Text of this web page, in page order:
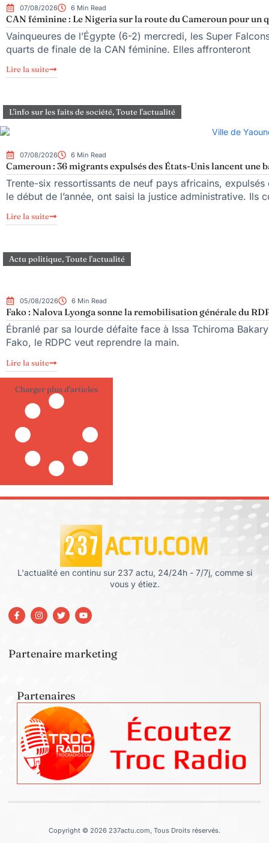
07/08/2026 6 Min Read
CAN féminine : Le Nigeria sur la route du Cameroun pour un
Vainqueures de l’Égypte (6-2) mercredi, les Super
quarts de finale de la CAN féminine. Elles affronteront
Lire la suite
L'info sur les faits de société,Toute l'actualité
07/08/2026 6 Min Read
Cameroun : 36 migrants expulsés des États-Unis lancent
Trente-six ressortissants de neuf pays africains,
le début de l’année, ont saisi la justice administrative. Ils
Lire la suite
Actu politique,Toute l'actualité
05/08/2026 6 Min Read
Fako : Nalova Lyonga sonne la remobilisation générale du
Ébranlé par sa lourde défaite face à Issa Tchiroma
Fako, le RDPC veut reprendre la main.
Lire la suite
Charger plus d'articles
L'actualité en continu sur 237 actu, 24/24h - 7/7j, comme si
vous y étiez.
Partenaire marketing
Partenaires
Copyright © 2026 237actu.com, Tous Droits réservés.